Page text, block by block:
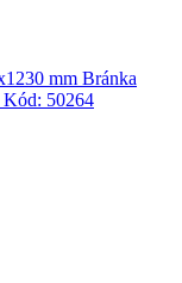
Bránka
Kód: 50264